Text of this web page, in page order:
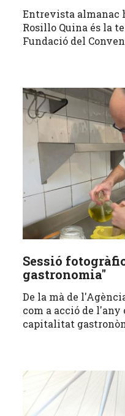
Entrevista almanac
Rosillo Quina és la
Fundació del
Sessió
gastronomia"
De la mà de
com a acció de
capitalitat